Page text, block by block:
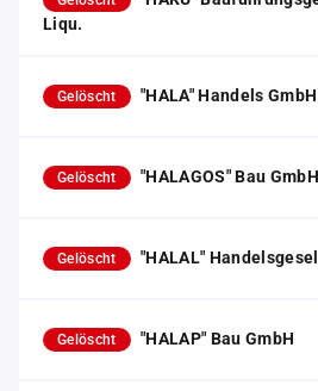
Liqu.
Gelöscht "HALA" Handels GmbH
Gelöscht "HALAGOS" Bau GmbH
Gelöscht "HALAL"
Gelöscht "HALAP" Bau GmbH